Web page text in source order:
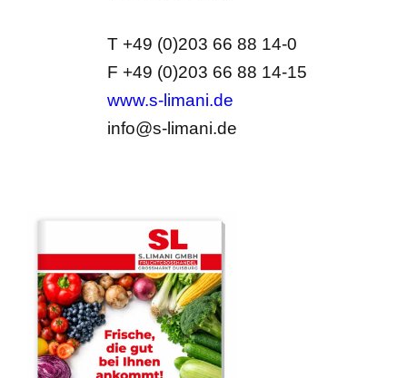
T +49 (0)203 66 88 14-0
F +49 (0)203 66 88 14-15
www.s-limani.de
info@s-limani.de